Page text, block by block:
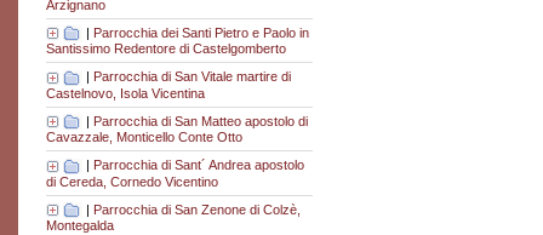
Arzignano
| Parrocchia dei Santi Pietro e Paolo in
Santissimo Redentore di Castelgomberto
Parrocchia di San Vitale martire di
Castelnovo, Isola Vicentina
| Parrocchia di San Matteo apostolo di
Cavazzale, Monticello Conte Otto
Parrocchia di Sant´ Andrea apostolo
di Cereda, Cornedo Vicentino
| Parrocchia di San Zenone di Colzè,
Montegalda